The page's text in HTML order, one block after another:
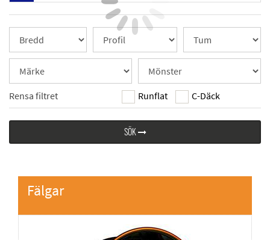
Rensa filtret Runflat C-Däck
SÖK
Fälgar